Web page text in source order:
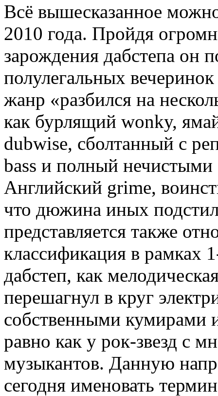
Всё вышесказанное
2010 года. Пройдя
зарождения дабстепа он
полулегальных
жанр «разбился на
как бурлящий wonky,
dubwise, сболтанный с
bass и полный нечистыми
Английский grime,
что дюжина иных
представляется также
классификация в рамках
дабстеп, как
перешагнул в круг
собственными
равно как у рок-звезд с
музыкантов. Данную
сегодня именовать